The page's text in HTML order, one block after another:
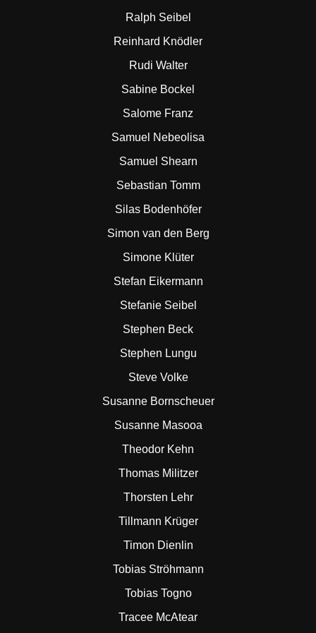
Ralph Seibel
Reinhard Knödler
Rudi Walter
Sabine Bockel
Salome Franz
Samuel Nebeolisa
Samuel Shearn
Sebastian Tomm
Silas Bodenhöfer
Simon van den Berg
Simone Klüter
Stefan Eikermann
Stefanie Seibel
Stephen Beck
Stephen Lungu
Steve Volke
Susanne Bornscheuer
Susanne Masooa
Theodor Kehn
Thomas Militzer
Thorsten Lehr
Tillmann Krüger
Timon Dienlin
Tobias Ströhmann
Tobias Togno
Tracee McAtear